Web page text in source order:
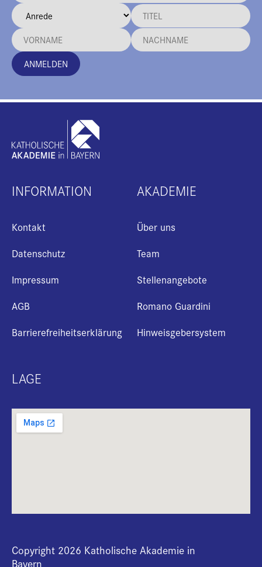
ANMELDEN
INFORMATION
Kontakt
Datenschutz
Impressum
AGB
Barrierefreiheitserklärung
AKADEMIE
Über uns
Team
Stellenangebote
Romano Guardini
Hinweisgebersystem
LAGE
Copyright 2026 Katholische Akademie in
Bayern